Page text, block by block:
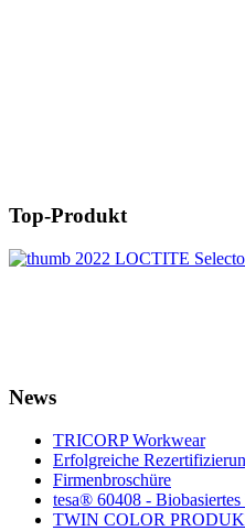
Top-Produkt
News
TRICORP Workwear
Erfolgreiche
Firmenbroschüre
tesa® 60408 - Biobasiertes
TWIN COLOR